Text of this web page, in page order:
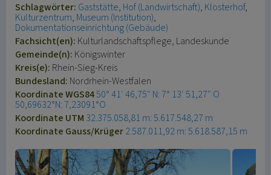
Schlagwörter: Gaststätte Hof (Landwirtschaft) Klosterhof
Kulturzentrum Museum (Institution)
Dokumentationseinrichtung (Gebäude)
Fachsicht(en): Kulturlandschaftspflege, Landeskunde
Gemeinde(n): Königswinter
Kreis(e): Rhein-Sieg-Kreis
Bundesland: Nordrhein-Westfalen
Koordinate WGS8450° 41′ 46,75″ N: 7° 13′ 51,27″ O
50,69632°N: 7,23091°O
Koordinate UTM 32.375.058,81 m: 5.617.548,27 m
Koordinate Gauss/Krüger2.587.011,92 m: 5.618.587,15 m